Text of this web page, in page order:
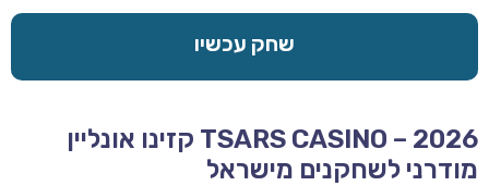
שחק עכשיו
TSARS CASINO – 2026 קזינו אונליין
מודרני לשחקנים מישראל